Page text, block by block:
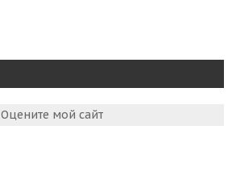
Оцените мой сайт